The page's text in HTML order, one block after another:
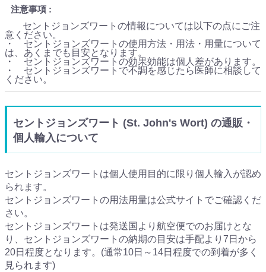
注意事項
セントジョンズワートの情報については以下の点にご注
意ください。
・ セントジョンズワートの使用方法・用法・用量について
は、あくまでも目安となります。
・ セントジョンズワートの効果効能は個人差があります。
・ セントジョンズワートで不調を感じたら医師に相談して
ください。
セントジョンズワート (St. John's Wort) の通販・
個人輸入について
セントジョンズワートは個人使用目的に限り個人輸入が認め
られます。
セントジョンズワートの用法用量は公式サイトでご確認くだ
さい。
セントジョンズワートは発送国より航空便でのお届けとな
り、セントジョンズワートの納期の目安は手配より7日から
20日程度となります。(通常10日～14日程度での到着が多く
見られます)